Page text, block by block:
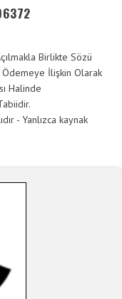
Birlikte Sözü
Ödemeye İlişkin Olarak
Halinde
- Yanlızca kaynak